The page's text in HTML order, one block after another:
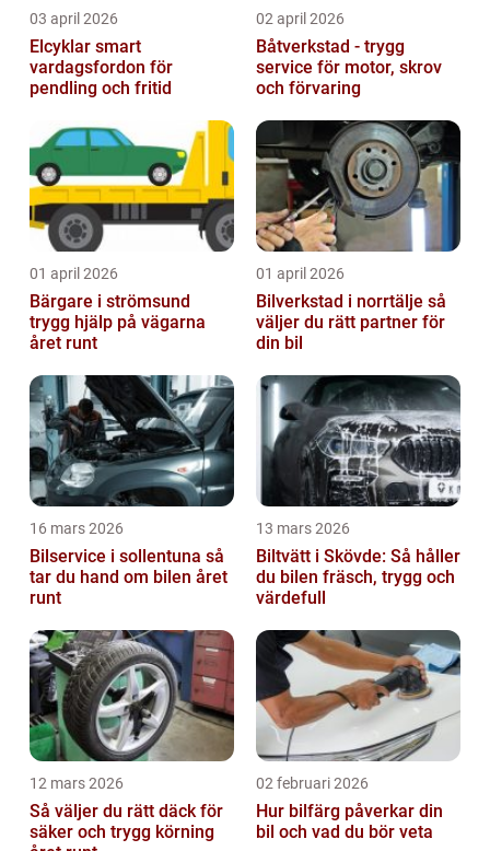
03 april 2026
Elcyklar smart
vardagsfordon för
pendling och fritid
02 april 2026
Båtverkstad - trygg
service för motor, skrov
och förvaring
01 april 2026
Bärgare i strömsund
trygg hjälp på vägarna
året runt
01 april 2026
Bilverkstad i norrtälje så
väljer du rätt partner för
din bil
16 mars 2026
Bilservice i sollentuna så
tar du hand om bilen året
runt
13 mars 2026
Biltvätt i Skövde: Så håller
du bilen fräsch, trygg och
värdefull
12 mars 2026
Så väljer du rätt däck för
säker och trygg körning
02 februari 2026
Hur bilfärg påverkar din
bil och vad du bör veta